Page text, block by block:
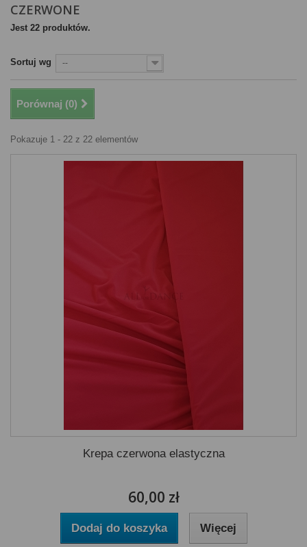
CZERWONE
Jest 22 produktów.
Sortuj wg --
Porównaj (0)
Pokazuje 1 - 22 z 22 elementów
Krepa czerwona elastyczna
60,00 zł
Dodaj do koszyka Więcej